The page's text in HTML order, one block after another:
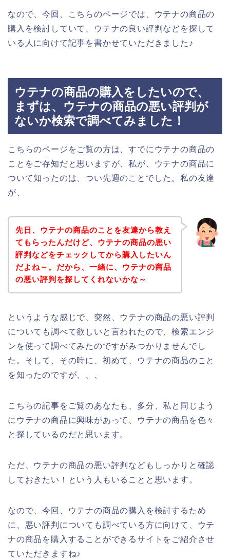
なので、今回、こちらのページでは、ウテナの商品の
購入を検討していて、ウテナの良い評判などを探して
いる人に向けて記事を書かせていただきました♪
ウテナの商品の購入をしたいので、
まずは、ウテナの商品の悪い評判が
ないか検索で調べてみました！
こちらのページをご覧の方は、すでにウテナの商品の
ことをご存知だと思いますが、私が、ウテナの商品に
ついて知ったのは、つい先週のことでした。私の友達
が、
先日、ウテナの商品のことを友達から教え
てもらったんだけど、ウテナの商品の悪い
評判などをチェックしてから購入したいん
だよね～。だから、一緒に、ウテナの商品
の悪い評判を探してくれないかな～
というような感じで、突然、ウテナの商品の悪い評判
についても調べて欲しいと言われたので、検索エンジ
ンを使って調べてみたのですがみつかりませんでし
た。そして、その時に、初めて、ウテナの商品のこと
を知ったのですが、、、
こちらの記事をご覧のあなたも、多分、私と同じよう
にウテナの商品に興味があって、ウテナの商品を色々
と探しているのだと思います。
ただ、ウテナの商品の悪い評判などもしっかりと確認
しておきたい！という人もいることと思います。
なので、今回、ウテナの商品の購入を検討するため
に、悪い評判についても調べている方に向けて、ウテ
ナの商品を購入することができるサイトをご紹介させ
ていただきますね♪